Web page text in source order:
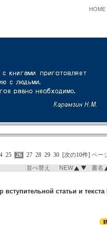
HOME
25 26 27 28 29 30 [次の10件] ペー
並べ替え NEW 書名
статьи и